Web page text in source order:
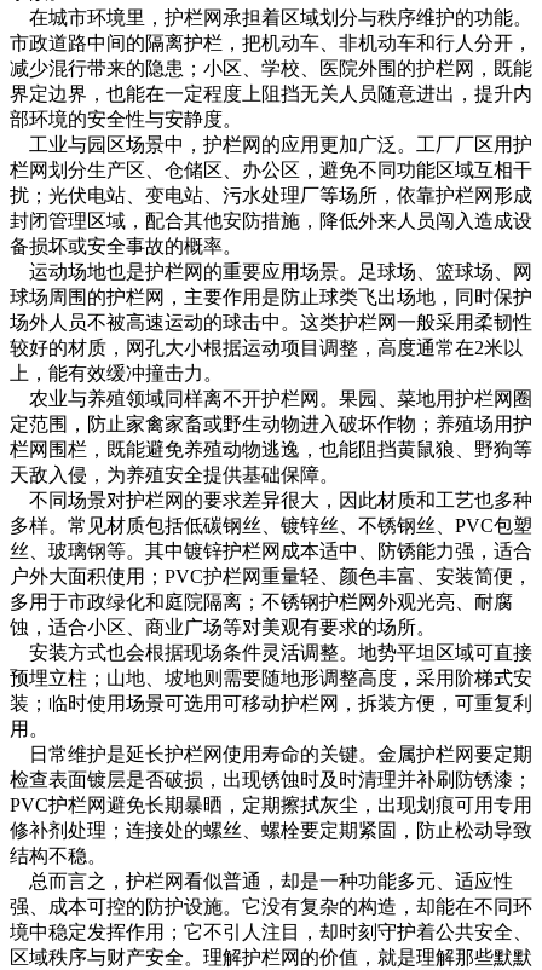
在城市环境里，护栏网承担着区域划分与秩序维护的功能。
市政道路中间的隔离护栏，把机动车、非机动车和行人分开，
减少混行带来的隐患；小区、学校、医院外围的护栏网，既能
界定边界，也能在一定程度上阻挡无关人员随意进出，提升内
部环境的安全性与安静度。
工业与园区场景中，护栏网的应用更加广泛。工厂厂区用护
栏网划分生产区、仓储区、办公区，避免不同功能区域互相干
扰；光伏电站、变电站、污水处理厂等场所，依靠护栏网形成
封闭管理区域，配合其他安防措施，降低外来人员闯入造成设
备损坏或安全事故的概率。
运动场地也是护栏网的重要应用场景。足球场、篮球场、网
球场周围的护栏网，主要作用是防止球类飞出场地，同时保护
场外人员不被高速运动的球击中。这类护栏网一般采用柔韧性
较好的材质，网孔大小根据运动项目调整，高度通常在2米以
上，能有效缓冲撞击力。
农业与养殖领域同样离不开护栏网。果园、菜地用护栏网圈
定范围，防止家禽家畜或野生动物进入破坏作物；养殖场用护
栏网围栏，既能避免养殖动物逃逸，也能阻挡黄鼠狼、野狗等
天敌入侵，为养殖安全提供基础保障。
不同场景对护栏网的要求差异很大，因此材质和工艺也多种
多样。常见材质包括低碳钢丝、镀锌丝、不锈钢丝、PVC包塑
丝、玻璃钢等。其中镀锌护栏网成本适中、防锈能力强，适合
户外大面积使用；PVC护栏网重量轻、颜色丰富、安装简便，
多用于市政绿化和庭院隔离；不锈钢护栏网外观光亮、耐腐
蚀，适合小区、商业广场等对美观有要求的场所。
安装方式也会根据现场条件灵活调整。地势平坦区域可直接
预埋立柱；山地、坡地则需要随地形调整高度，采用阶梯式安
装；临时使用场景可选用可移动护栏网，拆装方便，可重复利
用。
日常维护是延长护栏网使用寿命的关键。金属护栏网要定期
检查表面镀层是否破损，出现锈蚀时及时清理并补刷防锈漆；
PVC护栏网避免长期暴晒，定期擦拭灰尘，出现划痕可用专用
修补剂处理；连接处的螺丝、螺栓要定期紧固，防止松动导致
结构不稳。
总而言之，护栏网看似普通，却是一种功能多元、适应性
强、成本可控的防护设施。它没有复杂的构造，却能在不同环
境中稳定发挥作用；它不引人注目，却时刻守护着公共安全、
区域秩序与财产安全。理解护栏网的价值，就是理解那些默默